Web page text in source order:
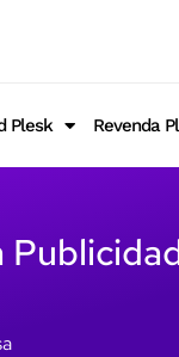
Plesk Revenda